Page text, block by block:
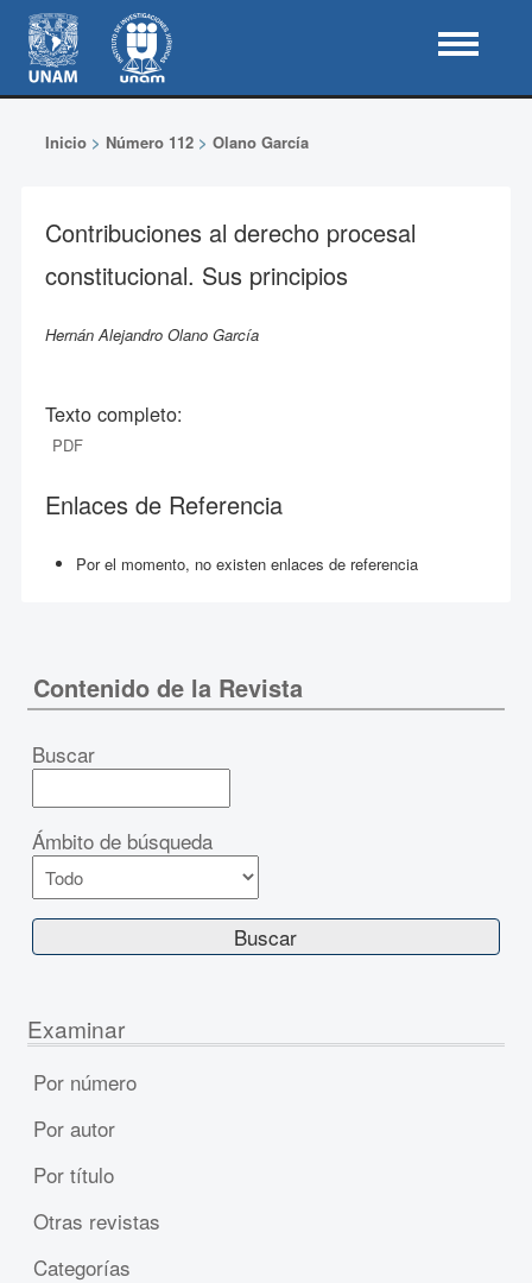
Inicio> Número 112> Olano García
Contribuciones al derecho procesal
constitucional. Sus principios
Hernán Alejandro Olano García
Texto completo:
PDF
Enlaces de Referencia
Por el momento, no existen enlaces de referencia
Contenido de la Revista
Buscar
Ámbito de búsqueda
Examinar
Por número
Por autor
Por título
Otras revistas
Categorías